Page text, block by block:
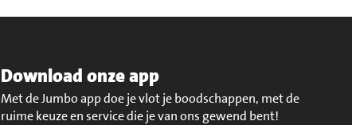
Download onze app
Met de Jumbo app doe je vlot je boodschappen, met de
ruime keuze en service die je van ons gewend bent!